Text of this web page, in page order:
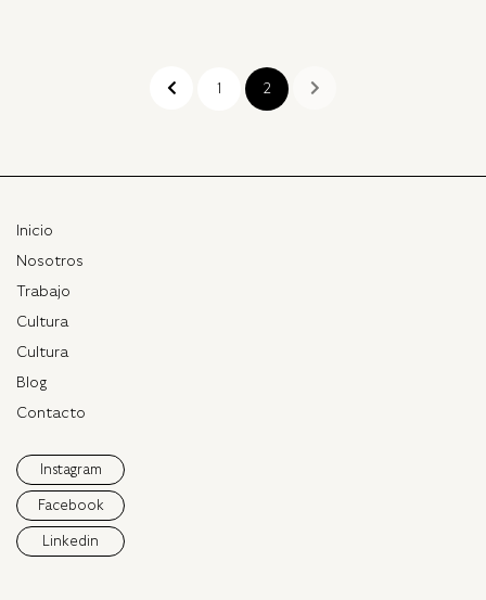
1 2
Inicio
Nosotros
Trabajo
Cultura
Cultura
Blog
Contacto
Instagram
Facebook
Linkedin